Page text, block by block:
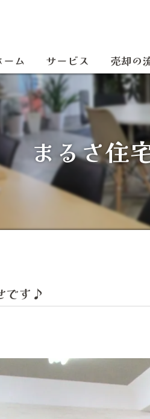
ーム サービス 売却の
まるさ住
です♪